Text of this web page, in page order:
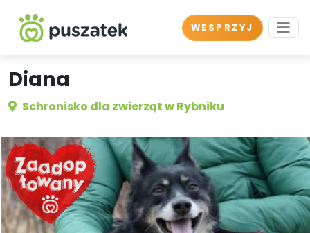
WESPRZYJ
Diana
Schronisko dla zwierząt w Rybniku